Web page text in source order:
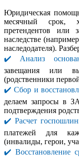
Юридическая
месячный срок,
претендентов или
наследстве
наследодателя).
✔️ Анализ
завещания или
(родственники
✔️ Сбор и
делаем запросы в
подтверждения
✔️ Расчет
платежей для
(инвалиды, герои,
✔️ Восстановление